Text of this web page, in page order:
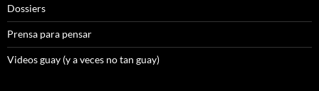
Dossiers
Prensa para pensar
Videos guay (y a veces no tan guay)